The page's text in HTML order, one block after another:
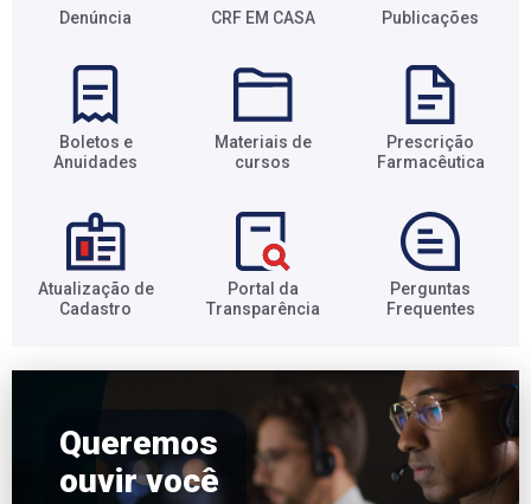
Denúncia CRF EM CASA Publicações
Boletos e
Anuidades​
Materiais de
cursos​
Prescrição
Farmacêutica​
Atualização de
Cadastro​
Portal da
Transparência​
Perguntas
Frequentes​
Queremos
ouvir você